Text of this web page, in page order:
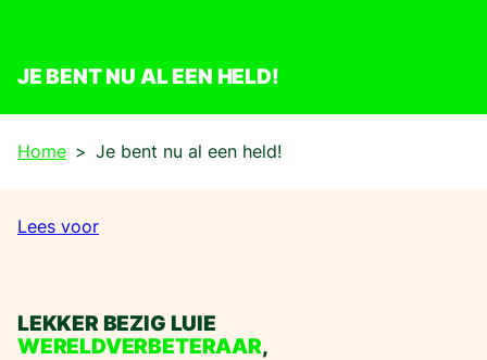
JE BENT NU AL EEN HELD!
Home Je bent nu al een held!
Lees voor
LEKKER BEZIG LUIE
WERELDVERBETERAAR,